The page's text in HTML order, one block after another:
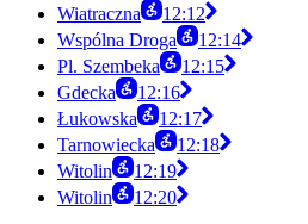
Wiatraczna
12:12
Wspólna Droga
12:14
Pl. Szembeka
12:15
Gdecka
12:16
Łukowska
12:17
Tarnowiecka
12:18
Witolin
12:19
Witolin
12:20